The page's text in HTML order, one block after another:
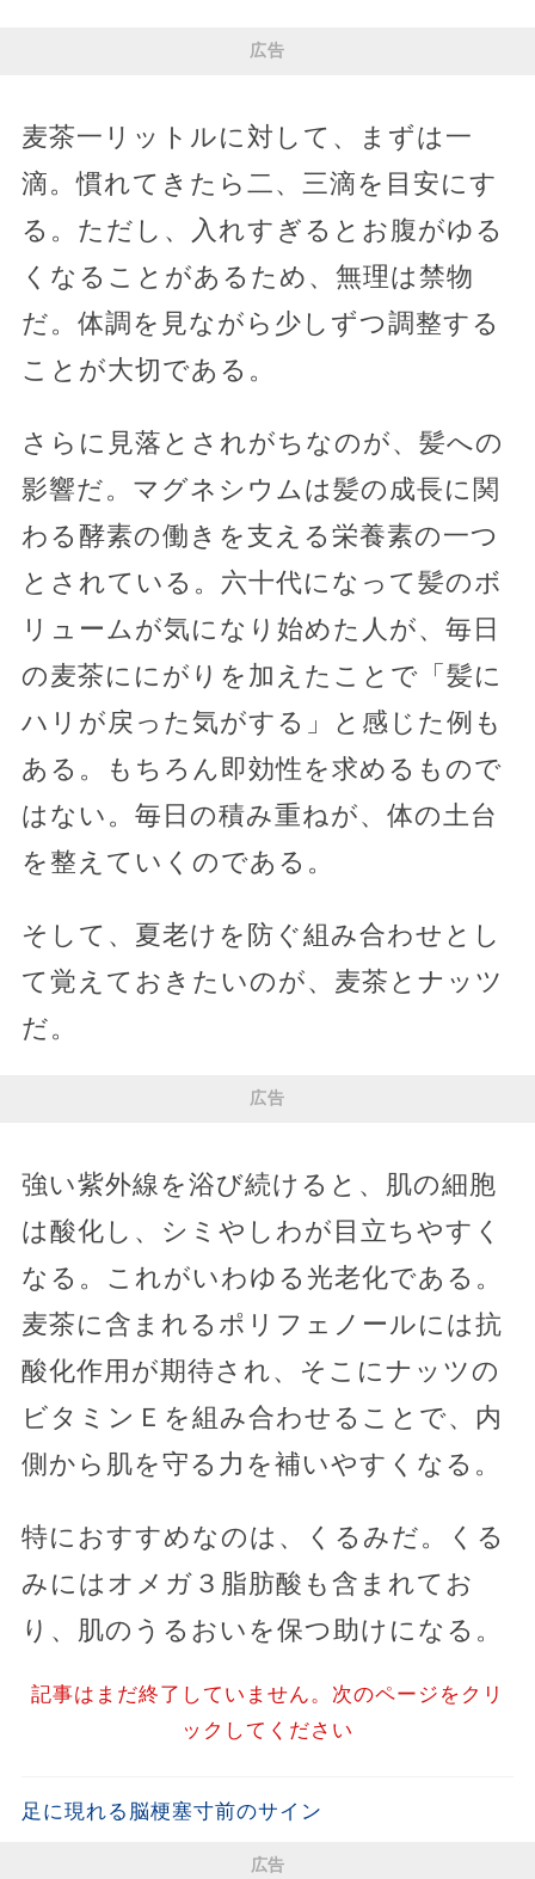
広告
麦茶一リットルに対して、まずは一
滴。慣れてきたら二、三滴を目安にす
る。ただし、入れすぎるとお腹がゆる
くなることがあるため、無理は禁物
だ。体調を見ながら少しずつ調整する
ことが大切である。
さらに見落とされがちなのが、髪への
影響だ。マグネシウムは髪の成長に関
わる酵素の働きを支える栄養素の一つ
とされている。六十代になって髪のボ
リュームが気になり始めた人が、毎日
の麦茶ににがりを加えたことで「髪に
ハリが戻った気がする」と感じた例も
ある。もちろん即効性を求めるもので
はない。毎日の積み重ねが、体の土台
を整えていくのである。
そして、夏老けを防ぐ組み合わせとし
て覚えておきたいのが、麦茶とナッツ
だ。
広告
強い紫外線を浴び続けると、肌の細胞
は酸化し、シミやしわが目立ちやすく
なる。これがいわゆる光老化である。
麦茶に含まれるポリフェノールには抗
酸化作用が期待され、そこにナッツの
ビタミンＥを組み合わせることで、内
側から肌を守る力を補いやすくなる。
特におすすめなのは、くるみだ。くる
みにはオメガ３脂肪酸も含まれてお
り、肌のうるおいを保つ助けになる。
記事はまだ終了していません。次のページをクリ
ックしてください
足に現れる脳梗塞寸前のサイン
広告